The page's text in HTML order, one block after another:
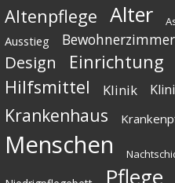
Altenpflege Alter
Ausstieg Bewohnerzimmer
Design Einrichtung
Hilfsmittel Klinik
Krankenhaus
Menschen
Pflege